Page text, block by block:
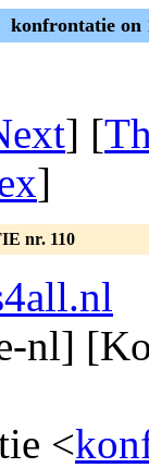
konfrontatie on
] [
]
nr. 110
nl]
<